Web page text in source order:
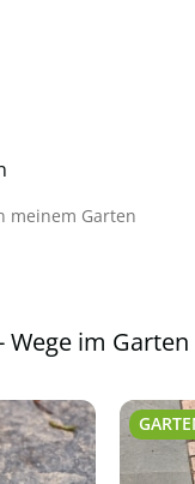
meinem Garten
im Garten